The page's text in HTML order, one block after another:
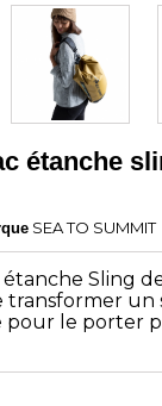
étanche
SEA TO SUMMIT
Sling
transformer un
pour le porter